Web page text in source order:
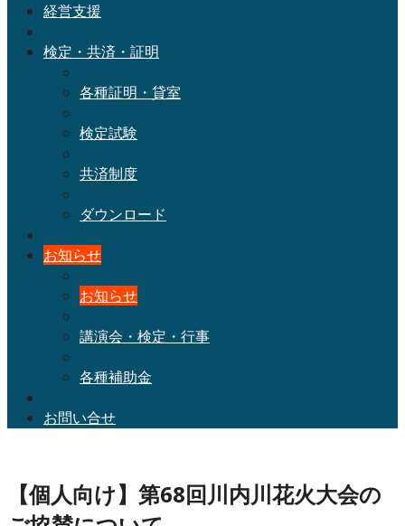
経営支援
検定・共済・証明
各種証明・貸室
検定試験
共済制度
ダウンロード
お知らせ
お知らせ
講演会・検定・行事
各種補助金
お問い合せ
【個人向け】第68回川内川花火大会の